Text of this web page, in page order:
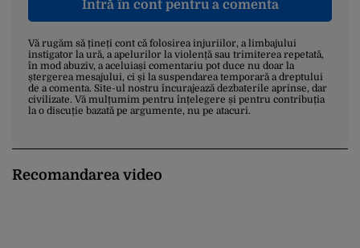
Intră în cont pentru a comenta
Vă rugăm să țineți cont că folosirea injuriilor, a limbajului
instigator la ură, a apelurilor la violență sau trimiterea repetată,
în mod abuziv, a aceluiași comentariu pot duce nu doar la
ștergerea mesajului, ci și la suspendarea temporară a dreptului
de a comenta. Site-ul nostru încurajează dezbaterile aprinse, dar
civilizate. Vă mulțumim pentru înțelegere și pentru contribuția
la o discuție bazată pe argumente, nu pe atacuri.
Recomandarea video